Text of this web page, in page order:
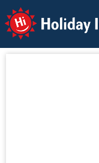
Holiday Info